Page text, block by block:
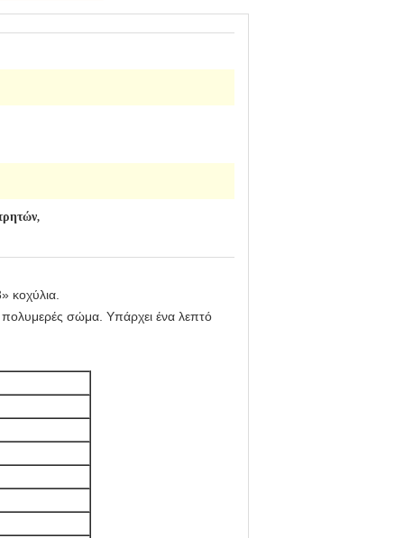
,
κοχύλια.
πολυμερές σώμα. Υπάρχει ένα λεπτό